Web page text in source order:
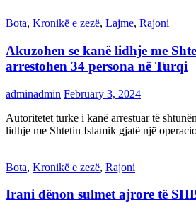
Bota, Kronikë e zezë, Lajme, Rajoni
Akuzohen se kanë lidhje me
arrestohen 34 persona në Turqi
adminadmin February 3, 2024
Autoritetet turke i kanë arrestuar të
lidhje me Shtetin Islamik gjatë një
Bota, Kronikë e zezë, Rajoni
Irani dënon sulmet ajrore të